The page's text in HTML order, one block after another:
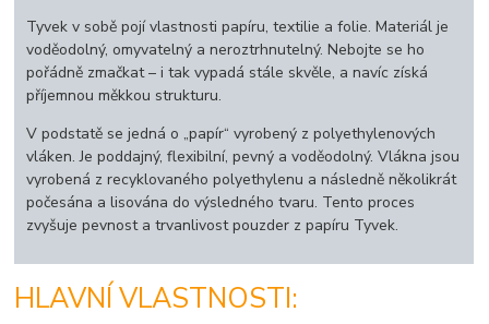
Tyvek v sobě pojí vlastnosti papíru, textilie a folie. Materiál je
voděodolný, omyvatelný a neroztrhnutelný. Nebojte se ho
pořádně zmačkat – i tak vypadá stále skvěle, a navíc získá
příjemnou měkkou strukturu.
V podstatě se jedná o „papír“ vyrobený z polyethylenových
vláken. Je poddajný, flexibilní, pevný a voděodolný. Vlákna jsou
vyrobená z recyklovaného polyethylenu a následně několikrát
počesána a lisována do výsledného tvaru. Tento proces
zvyšuje pevnost a trvanlivost pouzder z papíru Tyvek.
HLAVNÍ VLASTNOSTI: